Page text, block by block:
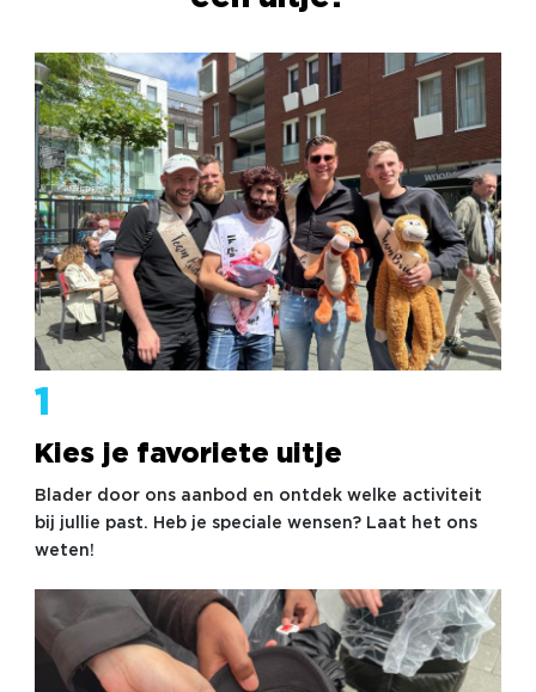
1
Kies je favoriete uitje
Blader door ons aanbod en ontdek welke activiteit
bij jullie past. Heb je speciale wensen? Laat het ons
weten!